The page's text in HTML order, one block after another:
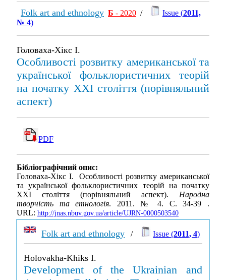
Folk art and ethnology Б - 2020 / Issue (2011,
№ 4)
Головаха-Хікс І.
Особливості розвитку американської та
української фольклористичних теорій
на початку XXІ століття (порівняльний
аспект)
PDF
Бібліографічний опис:
Головаха-Хікс І. Особливості розвитку американської
та української фольклористичних теорій на початку
XXІ століття (порівняльний аспект). Народна
творчість та етнологія. 2011. № 4. С. 34-39 .
URL: http://jnas.nbuv.gov.ua/article/UJRN-0000503540
Folk art and ethnology / Issue (2011, 4)
Holovakha-Khiks I.
Development of the Ukrainian and